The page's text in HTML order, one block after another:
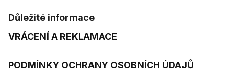
Důležité informace
VRÁCENÍ A REKLAMACE
PODMÍNKY OCHRANY OSOBNÍCH ÚDAJŮ